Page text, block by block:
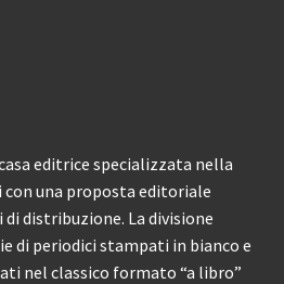
editrice specializzata nella
una proposta editoriale
distribuzione. La divisione
di periodici stampati in bianco e
nel classico formato “a libro”